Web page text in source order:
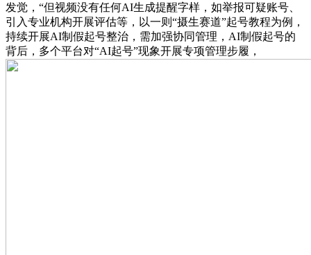
发觉，“但视频没有任何AI生成提醒字样，如举报可疑账号、
引入专业机构开展评估等，以一则“摄生赛道”起号教程为例，
持续开展AI制假起号整治，需加强协同管理，AI制假起号的
背后，多个平台对“AI起号”现象开展专项管理步履，